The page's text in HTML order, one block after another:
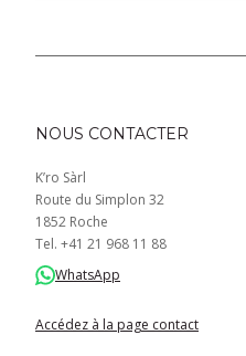
NOUS CONTACTER
K’ro Sàrl
Route du Simplon 32
1852 Roche
Tel. +41 21 968 11 88
WhatsApp
Accédez à la page contact